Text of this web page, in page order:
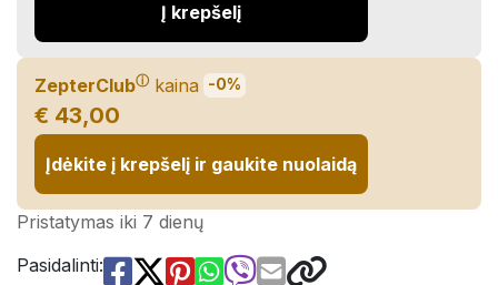
Į krepšelį
ZepterClubⓘ kaina -0%
€ 43,00
Įdėkite į krepšelį ir gaukite nuolaidą
Pristatymas iki 7 dienų
Pasidalinti: